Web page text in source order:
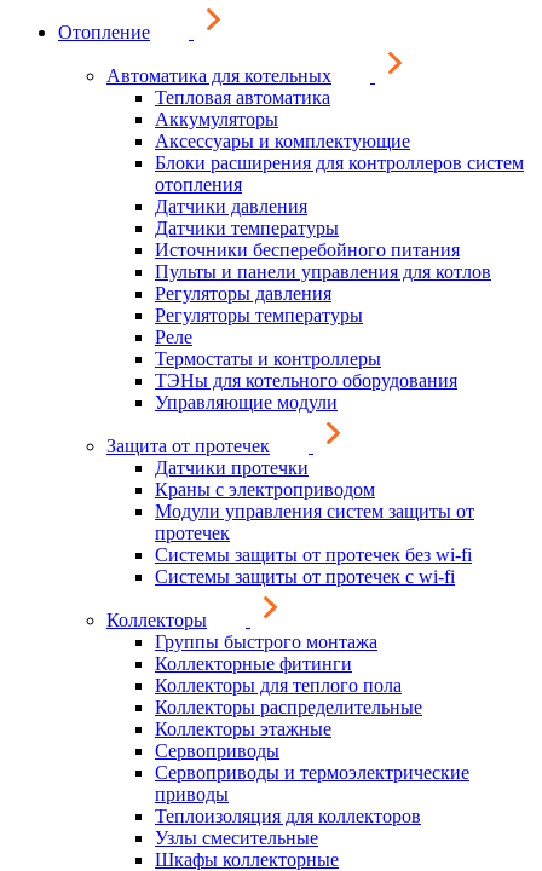
Отопление
Автоматика для котельных
Тепловая автоматика
Аккумуляторы
Аксессуары и комплектующие
Блоки расширения для контроллеров систем
отопления
Датчики давления
Датчики температуры
Источники бесперебойного питания
Пульты и панели управления для котлов
Регуляторы давления
Регуляторы температуры
Реле
Термостаты и контроллеры
ТЭНы для котельного оборудования
Управляющие модули
Защита от протечек
Датчики протечки
Краны с электроприводом
Модули управления систем защиты от
протечек
Системы защиты от протечек без wi-fi
Системы защиты от протечек с wi-fi
Коллекторы
Группы быстрого монтажа
Коллекторные фитинги
Коллекторы для теплого пола
Коллекторы распределительные
Коллекторы этажные
Сервоприводы
Сервоприводы и термоэлектрические
приводы
Теплоизоляция для коллекторов
Узлы смесительные
Шкафы коллекторные